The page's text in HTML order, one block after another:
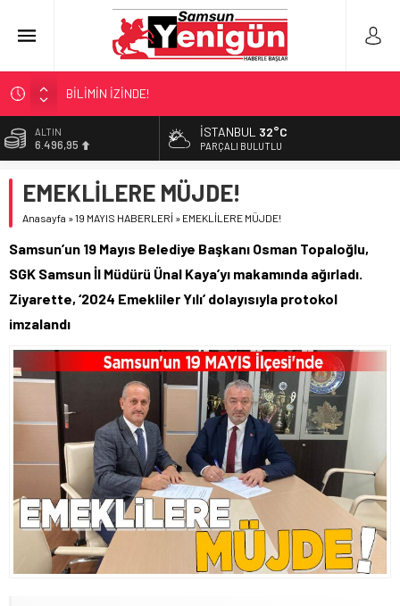
BİLİMİN İZİNDE!
TIR’A ‘ZEHİR’ BASKINI!
FECİ SON!
SAMSUN YANACAK!
ALTIN
6.496,95
13.703,13
DOLAR
54,9859
İSTANBUL 32°C
PARÇALI BULUTLU
EMEKLİLERE MÜJDE!
Anasayfa »19 MAYIS HABERLERİ » EMEKLİLERE MÜJDE!
Samsun’un 19 Mayıs Belediye Başkanı Osman Topaloğlu,
SGK Samsun İl Müdürü Ünal Kaya’yı makamında ağırladı.
Ziyarette, ‘2024 Emekliler Yılı’ dolayısıyla protokol
imzalandı